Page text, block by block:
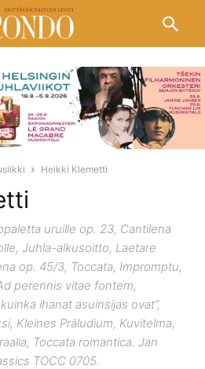
Heikki Klemetti
uruille op. 23, Cantilena
Juhla-alkusoitto, Laetare
op. 45/3, Toccata, Impromptu,
perennis vitae fontem,
ihanat asuinsijas ovat”,
Kleines Präludium, Kuvitelma,
Toccata romantica. Jan
TOCC 0705.